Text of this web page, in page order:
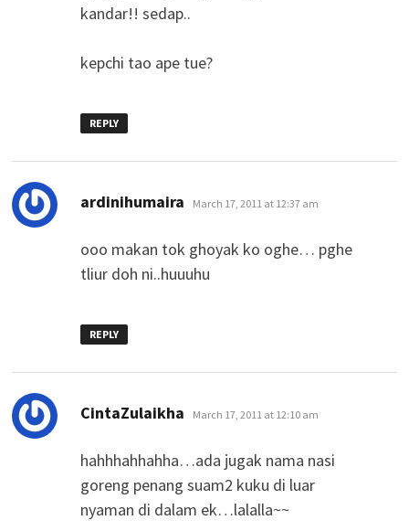
kandar!! sedap..
kepchi tao ape tue?
REPLY
ardinihumaira says:
March 17, 2011 at 12:37 am
ooo makan tok ghoyak ko oghe… pghe
tliur doh ni..huuuhu
REPLY
CintaZulaikha says:
March 17, 2011 at 12:10 am
hahhhahhahha…ada jugak nama nasi
goreng penang suam2 kuku di luar
nyaman di dalam ek…lalalla~~